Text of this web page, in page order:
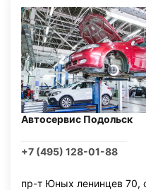
Автосервис Подольск
+7 (495) 128-01-88
пр-т Юных ленинцев 70,